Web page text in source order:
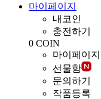
마이페이지
내코인
충전하기
0 COIN
마이페이지
선물함
문의하기
작품등록